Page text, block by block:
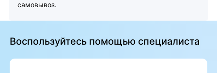
самовывоз.
Воспользуйтесь помощью специалиста